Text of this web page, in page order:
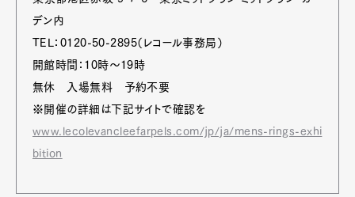
デン内
TEL：0120-50-2895（レコール事務局）
開館時間：10時～19時
無休 入場無料 予約不要
※開催の詳細は下記サイトで確認を
www.lecolevancleefarpels.com/jp/ja/mens-rings-exhi
bition